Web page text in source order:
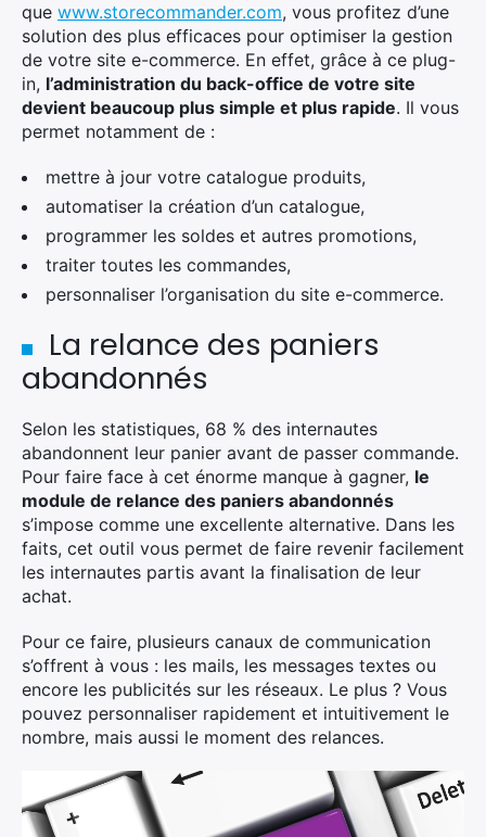
que www.storecommander.com, vous profitez d’une
solution des plus efficaces pour optimiser la gestion
de votre site e-commerce. En effet, grâce à ce plug-
in, l’administration du back-office de votre site
devient beaucoup plus simple et plus rapide. Il vous
permet notamment de :
mettre à jour votre catalogue produits,
automatiser la création d’un catalogue,
programmer les soldes et autres promotions,
traiter toutes les commandes,
personnaliser l’organisation du site e-commerce.
La relance des paniers
abandonnés
Selon les statistiques, 68 % des internautes
abandonnent leur panier avant de passer commande.
Pour faire face à cet énorme manque à gagner, le
module de relance des paniers abandonnés
s’impose comme une excellente alternative. Dans les
faits, cet outil vous permet de faire revenir facilement
les internautes partis avant la finalisation de leur
achat.
Pour ce faire, plusieurs canaux de communication
s’offrent à vous : les mails, les messages textes ou
encore les publicités sur les réseaux. Le plus ? Vous
pouvez personnaliser rapidement et intuitivement le
nombre, mais aussi le moment des relances.